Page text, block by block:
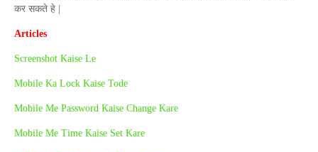
कर सकते हे |
Articles
Screenshot Kaise Le
Mobile Ka Lock Kaise Tode
Mobile Me Password Kaise Change Kare
Mobile Me Time Kaise Set Kare